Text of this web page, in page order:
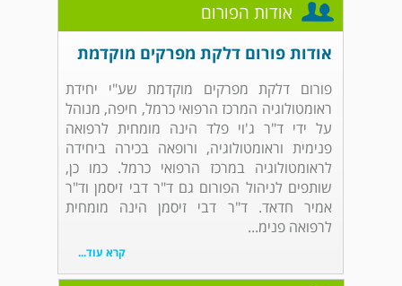
אודות הפורום
אודות פורום דלקת מפרקים מוקדמת
פורום דלקת מפרקים מוקדמת שע"י יחידת
ראומטולוגיה המרכז הרפואי כרמל, חיפה, מנוהל
על ידי ד"ר ג'וי פלד הינה מומחית לרפואה
פנימית וראומטולוגיה, ורופאה בכירה ביחידה
לראומטולוגיה במרכז הרפואי כרמל. כמו כן,
שותפים לניהול הפורום גם ד"ר דבי זיסמן וד"ר
אמיר חדאד. ד"ר דבי זיסמן הינה מומחית
לרפואה פנימ...
קרא עוד...